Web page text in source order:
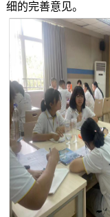
细的完善意见。